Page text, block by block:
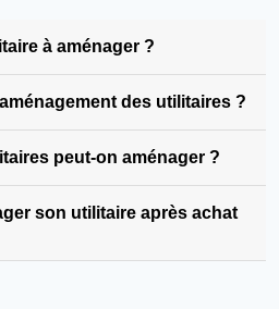
à aménager ?
des utilitaires ?
peut-on aménager ?
son utilitaire après achat